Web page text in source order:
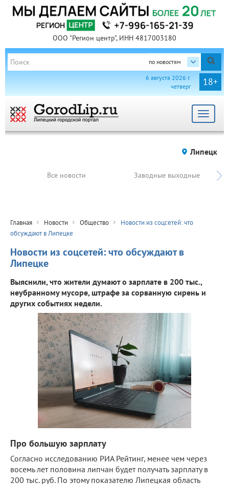
ООО "Регион центр", ИНН 4817003180
по новостям
18+
6 августа 2026 г.
четверг
Toggle
Липецк
Все новости Заводные выходные
Главная Новости Общество
Новости из соцсетей: что
обсуждают в Липецке
Новости из соцсетей: что обсуждают в
Липецке
Выяснили, что жители думают о зарплате в 200 тыс.,
неубранному мусоре, штрафе за сорванную сирень и
других событиях недели.
Про большую зарплату
Согласно исследованию РИА Рейтинг, менее чем через
восемь лет половина липчан будет получать зарплату в
200 тыс. руб. По этому показателю Липецкая область